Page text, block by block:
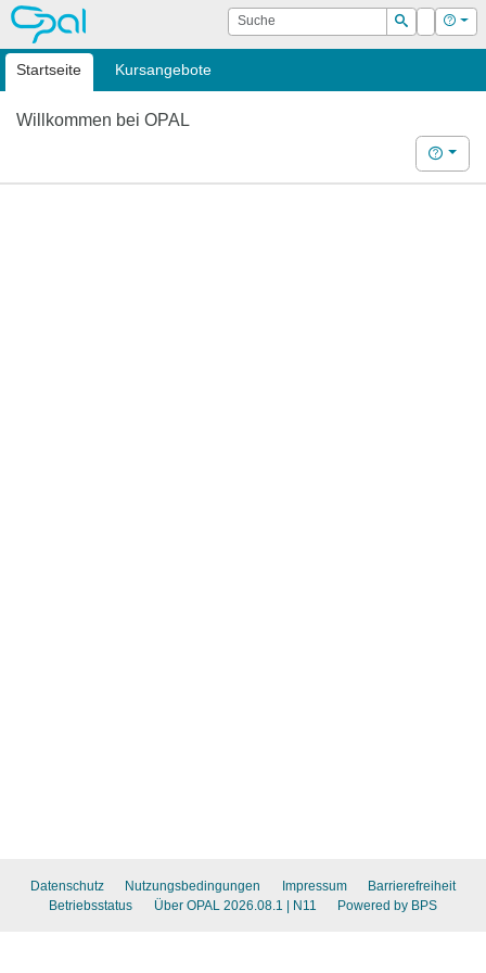
OPAL Suche
Suchen
Login Hilfe
Startseite Kursangebote
Willkommen bei OPAL
Hilfe
Datenschutz Nutzungsbedingungen Impressum
Barrierefreiheit
Betriebsstatus
Über OPAL 2026.08.1 | N11 Powered by BPS